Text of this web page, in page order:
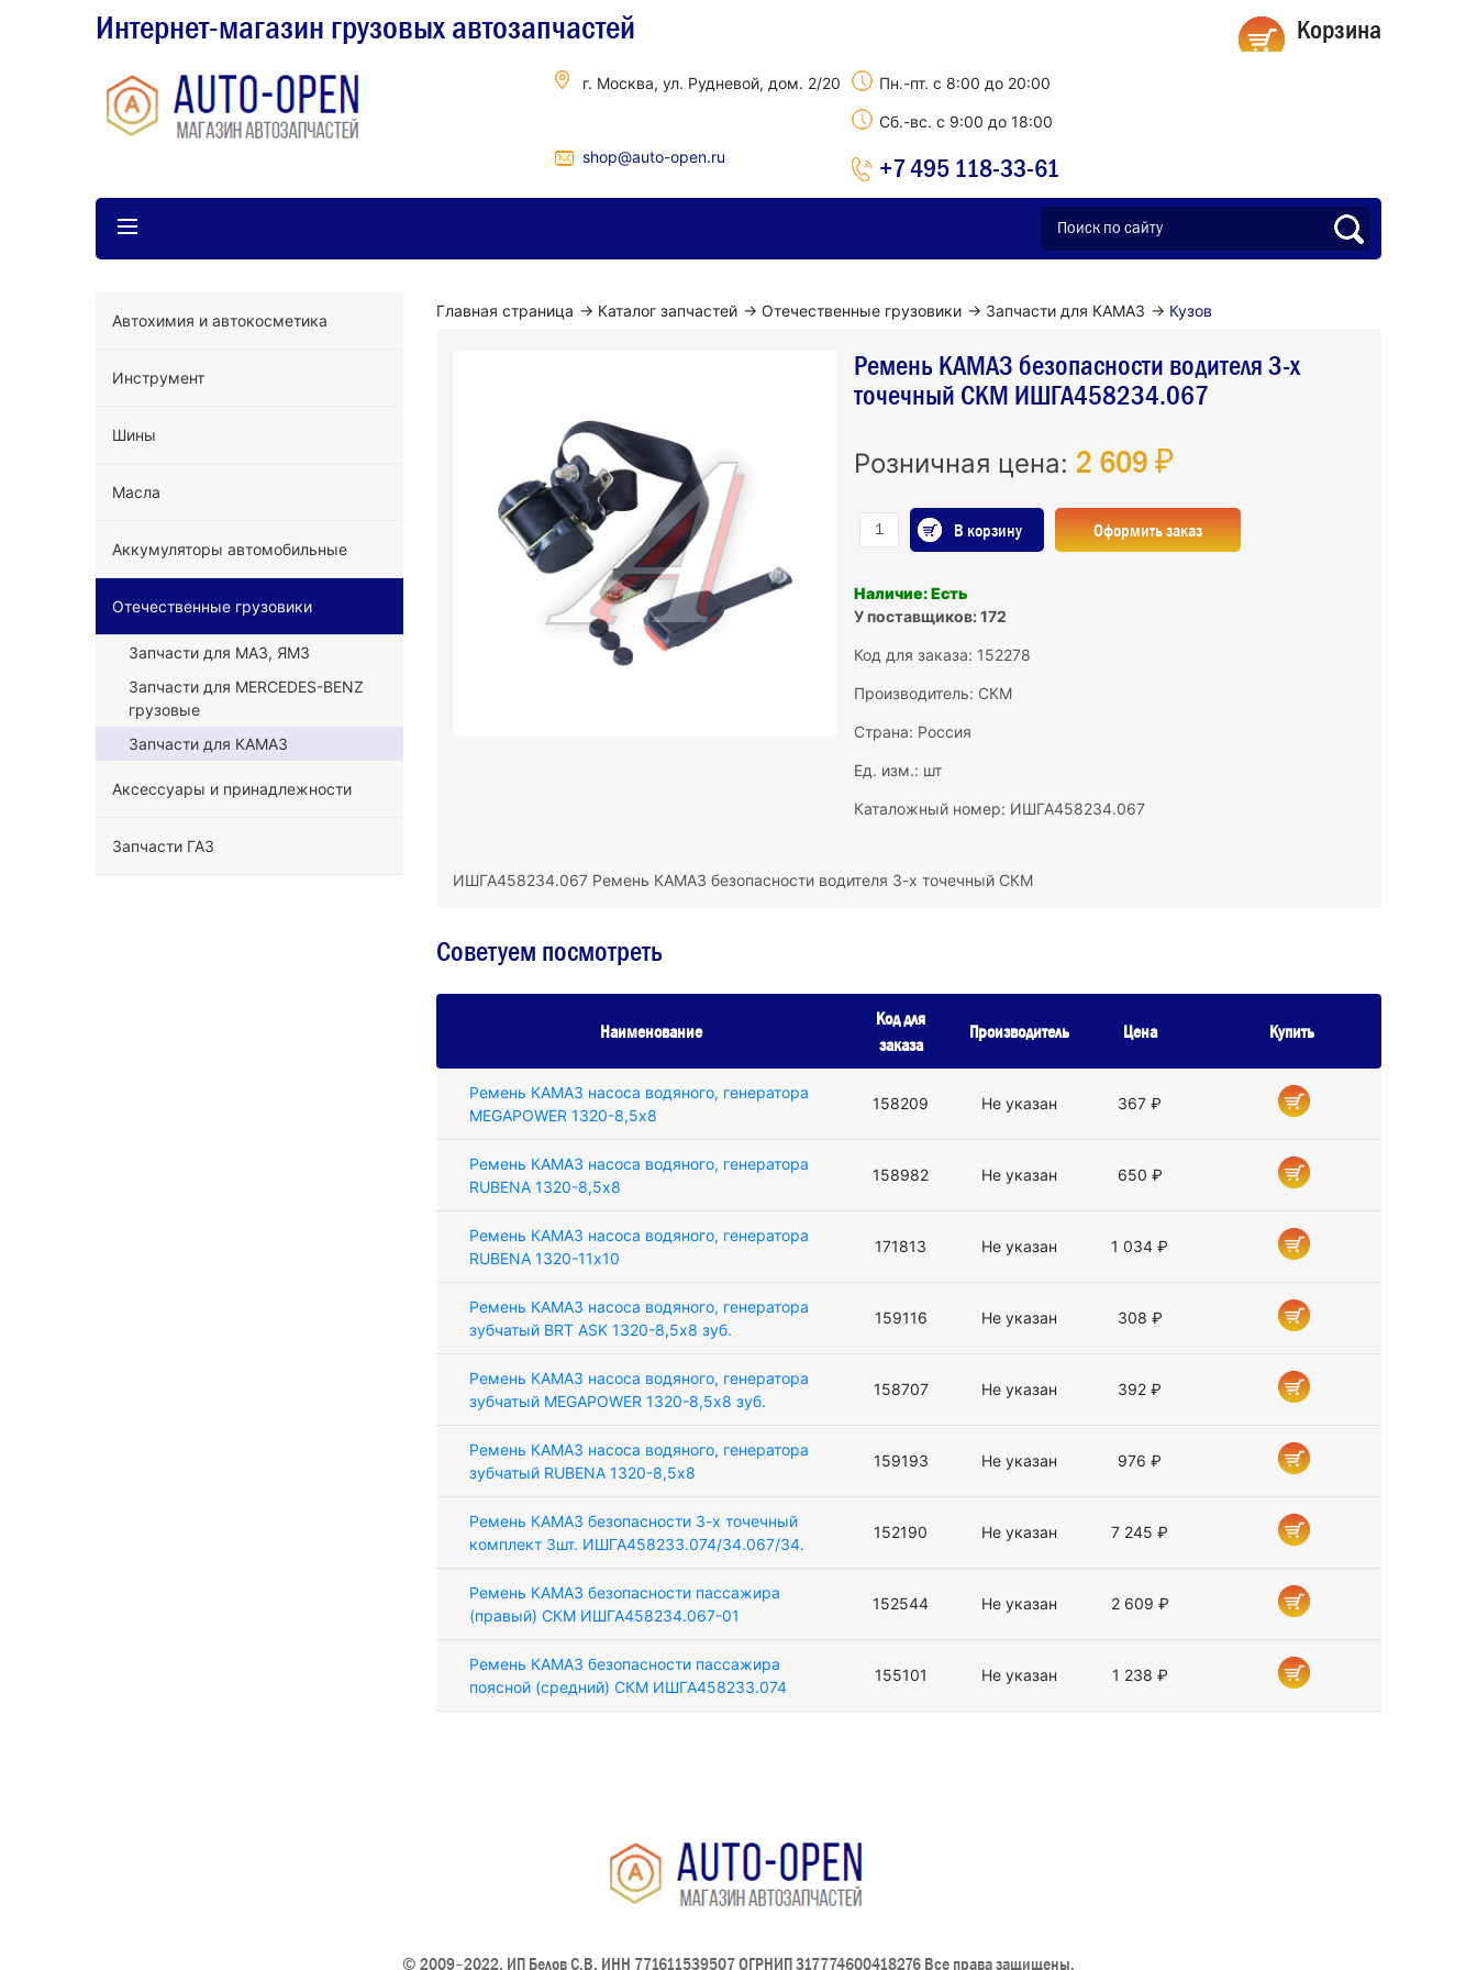
Интернет-магазин грузовых автозапчастей
г. Москва, ул. Рудневой, дом. 2/20
shop@auto-open.ru
Пн.-пт. с 8:00 до 20:00
Сб.-вс. с 9:00 до 18:00
+7 495 118-33-61
Корзина
Автохимия и автокосметика
Инструмент
Шины
Масла
Аккумуляторы автомобильные
Отечественные грузовики
Запчасти для МАЗ, ЯМЗ
Запчасти для MERCEDES-BENZ
грузовые
Запчасти для КАМАЗ
Аксессуары и принадлежности
Запчасти ГАЗ
Главная страница → Каталог запчастей → Отечественные грузовики → Запчасти для КАМАЗ → Кузов
Ремень КАМАЗ безопасности водителя 3-х
точечный СКМ ИШГА458234.067
Розничная цена: 2 609 ₽
В корзину Оформить заказ
Наличие: Есть
У поставщиков: 172
Код для заказа: 152278
Производитель: СКМ
Страна: Россия
Ед. изм.: шт
Каталожный номер: ИШГА458234.067
ИШГА458234.067 Ремень КАМАЗ безопасности водителя 3-х точечный СКМ
Советуем посмотреть
Наименование
Код для
заказа
Производитель Цена Купить
Ремень КАМАЗ насоса водяного, генератора
MEGAPOWER 1320-8,5х8
158209 Не указан 367 ₽
Ремень КАМАЗ насоса водяного, генератора
RUBENA 1320-8,5х8
158982 Не указан 650 ₽
Ремень КАМАЗ насоса водяного, генератора
RUBENA 1320-11х10
171813 Не указан 1 034 ₽
Ремень КАМАЗ насоса водяного, генератора
зубчатый BRT ASK 1320-8,5х8 зуб.
159116 Не указан 308 ₽
Ремень КАМАЗ насоса водяного, генератора
зубчатый MEGAPOWER 1320-8,5х8 зуб.
158707 Не указан 392 ₽
Ремень КАМАЗ насоса водяного, генератора
зубчатый RUBENA 1320-8,5х8
159193 Не указан 976 ₽
Ремень КАМАЗ безопасности 3-х точечный
комплект 3шт. ИШГА458233.074/34.067/34.
152190 Не указан 7 245 ₽
Ремень КАМАЗ безопасности пассажира
(правый) СКМ ИШГА458234.067-01
152544 Не указан 2 609 ₽
Ремень КАМАЗ безопасности пассажира
поясной (средний) СКМ ИШГА458233.074
155101 Не указан 1 238 ₽
© 2009–2022, ИП Белов С.В. ИНН 771611539507 ОГРНИП 317774600418276 Все права защищены.